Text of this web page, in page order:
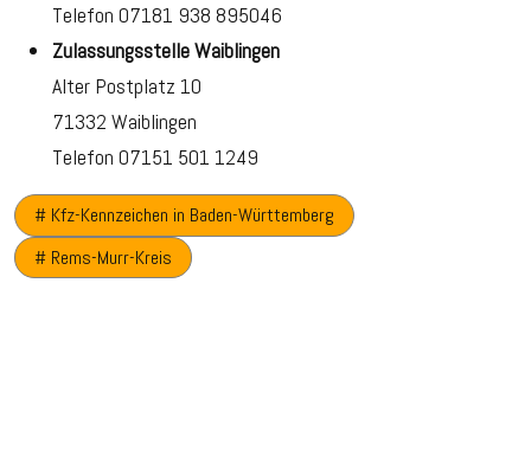
Telefon 07181 938 895046
Zulassungsstelle Waiblingen
Alter Postplatz 10
71332 Waiblingen
Telefon 07151 501 1249
# Kfz-Kennzeichen in Baden-Württemberg
# Rems-Murr-Kreis